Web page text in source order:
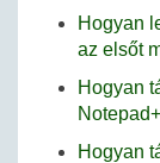
Hogyan
az elsőt
Hogyan
Hogyan